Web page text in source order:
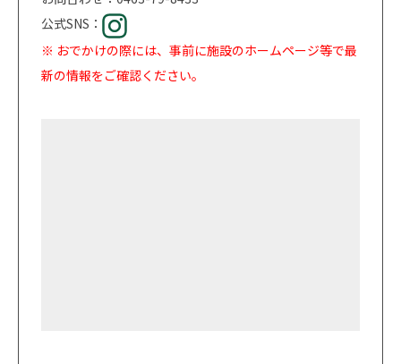
公式SNS：
※ おでかけの際には、事前に施設のホームページ等で最
新の情報をご確認ください。